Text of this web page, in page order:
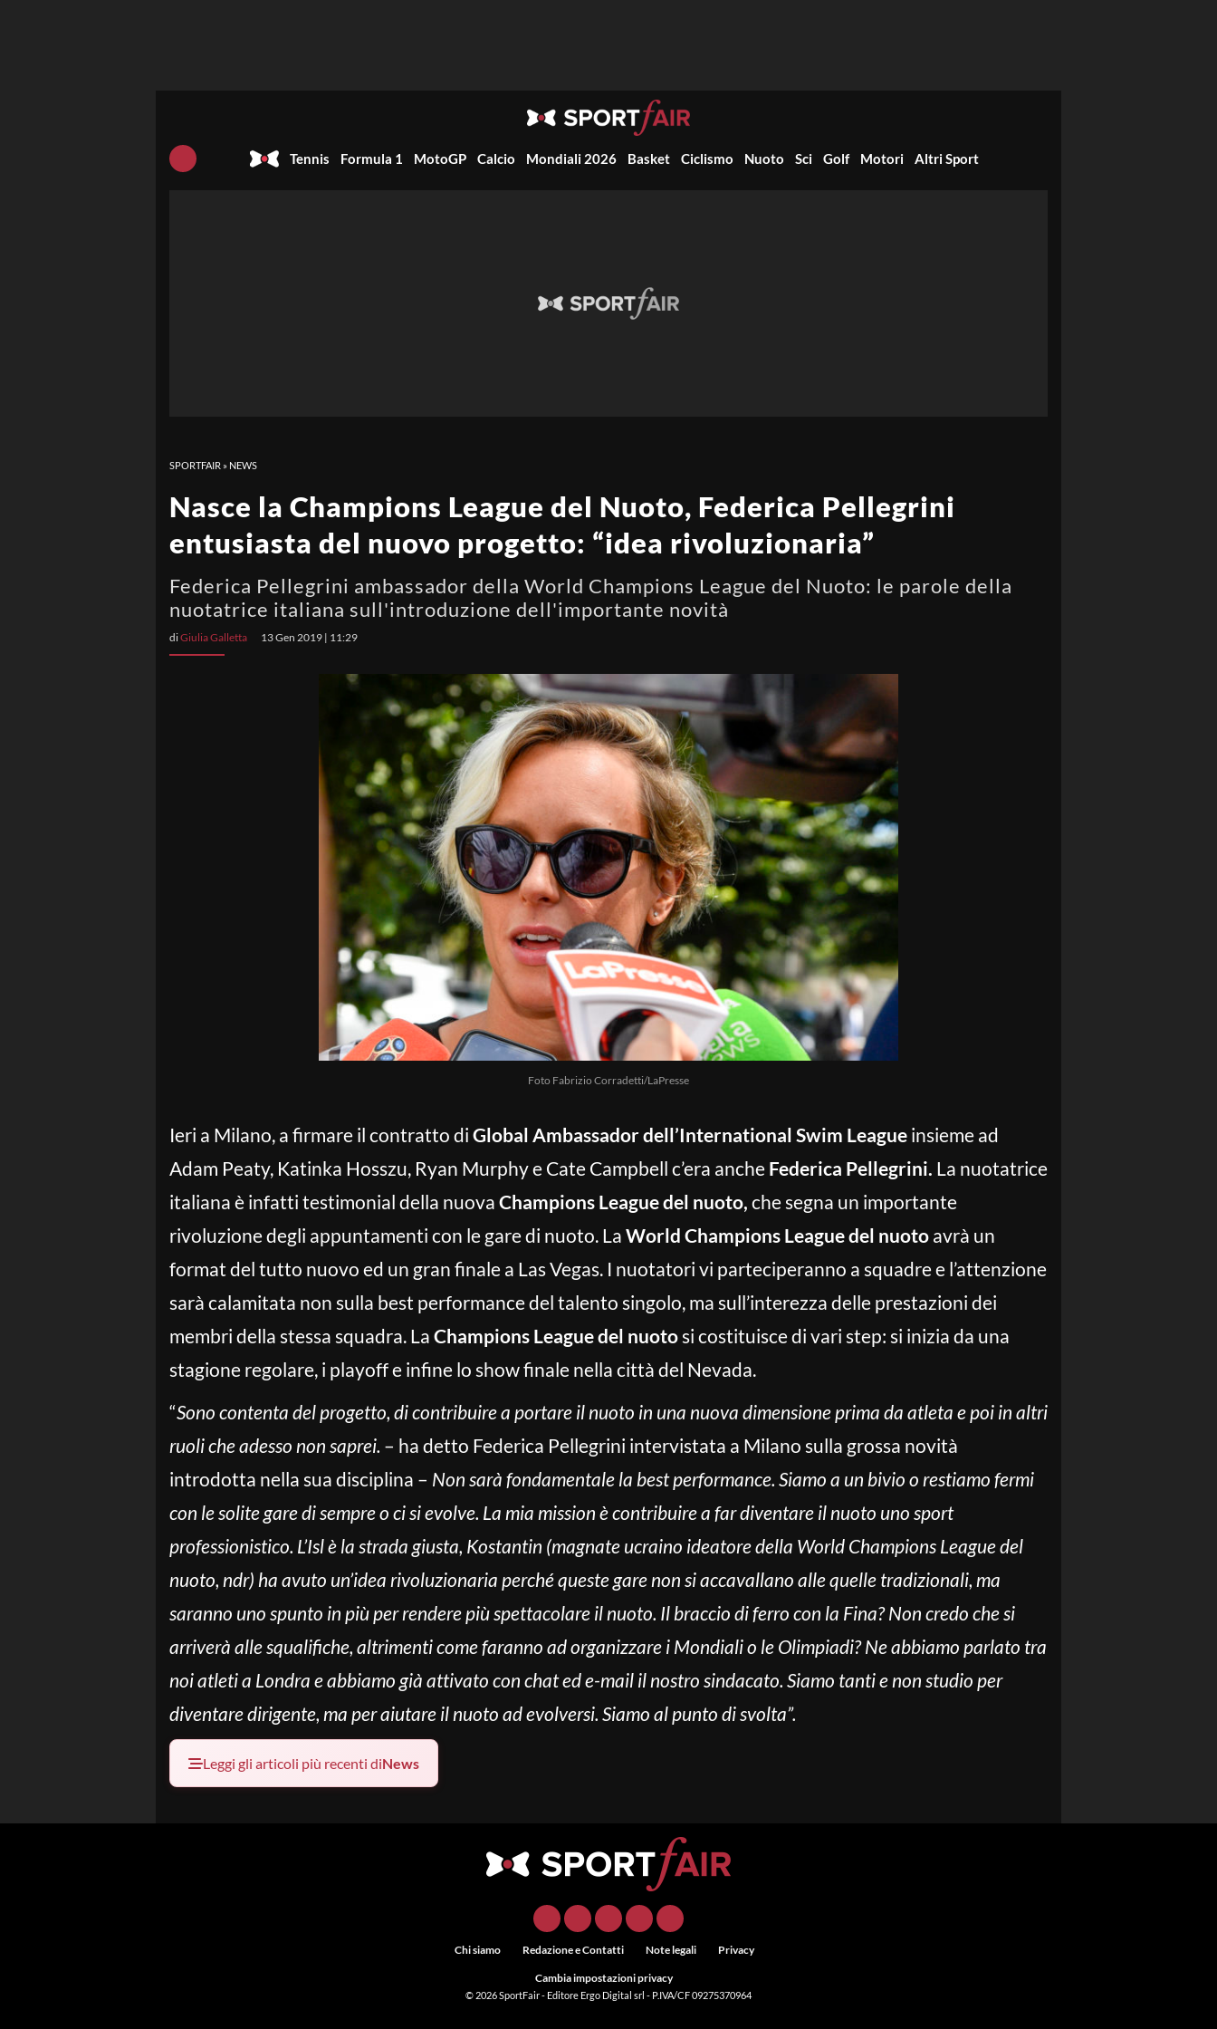
Tennis Formula 1 MotoGP Calcio Mondiali 2026 Basket Ciclismo Nuoto Sci Golf Motori Altri Sport
SPORTFAIR » NEWS
Nasce la Champions League del Nuoto, Federica Pellegrini
entusiasta del nuovo progetto: “idea rivoluzionaria”
Federica Pellegrini ambassador della World Champions League del Nuoto: le parole della
nuotatrice italiana sull'introduzione dell'importante novità
diGiulia Galletta 13 Gen 2019 | 11:29
Foto Fabrizio Corradetti/LaPresse
Ieri a Milano, a firmare il contratto di Global Ambassador dell’International Swim League insieme ad
Adam Peaty, Katinka Hosszu, Ryan Murphy e Cate Campbell c’era anche Federica Pellegrini. La nuotatrice
italiana è infatti testimonial della nuova Champions League del nuoto, che segna un importante
rivoluzione degli appuntamenti con le gare di nuoto. La World Champions League del nuoto avrà un
format del tutto nuovo ed un gran finale a Las Vegas. I nuotatori vi parteciperanno a squadre e l’attenzione
sarà calamitata non sulla best performance del talento singolo, ma sull’interezza delle prestazioni dei
membri della stessa squadra. La Champions League del nuotosi costituisce di vari step: si inizia da una
stagione regolare, i playoff e infine lo show finale nella città del Nevada.
“Sono contenta del progetto, di contribuire a portare il nuoto in una nuova dimensione prima da atleta e poi in altri
ruoli che adesso non saprei. – ha detto Federica Pellegrini intervistata a Milano sulla grossa novità
introdotta nella sua disciplina – Non sarà fondamentale la best performance. Siamo a un bivio o restiamo fermi
con le solite gare di sempre o ci si evolve. La mia mission è contribuire a far diventare il nuoto uno sport
professionistico. L’Isl è la strada giusta, Kostantin (magnate ucraino ideatore della World Champions League del
nuoto, ndr) ha avuto un’idea rivoluzionaria perché queste gare non si accavallano alle quelle tradizionali, ma
saranno uno spunto in più per rendere più spettacolare il nuoto. Il braccio di ferro con la Fina? Non credo che si
arriverà alle squalifiche, altrimenti come faranno ad organizzare i Mondiali o le Olimpiadi? Ne abbiamo parlato tra
noi atleti a Londra e abbiamo già attivato con chat ed e-mail il nostro sindacato. Siamo tanti e non studio per
diventare dirigente, ma per aiutare il nuoto ad evolversi. Siamo al punto di svolta”.
Leggi gli articoli più recenti diNews
Chi siamo Redazione e Contatti Note legali Privacy
Cambia impostazioni privacy
© 2026SportFair- Editore Ergo Digital srl - P.IVA/CF 09275370964